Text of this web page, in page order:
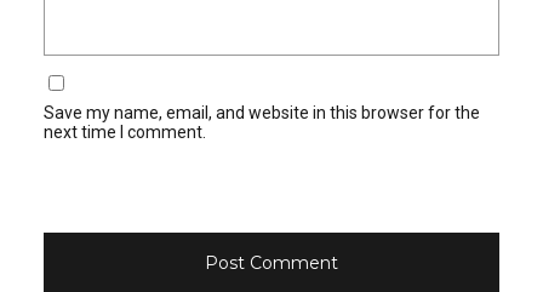
Save my name, email, and website in this browser for the
next time I comment.